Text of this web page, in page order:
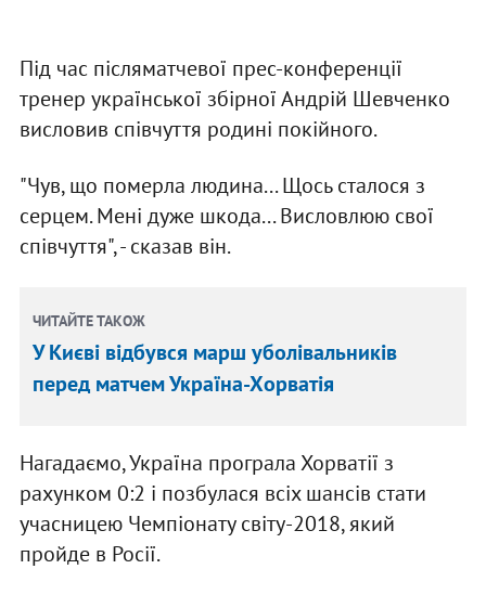
Під час післяматчевої прес-конференції
тренер української збірної Андрій Шевченко
висловив співчуття родині покійного.
"Чув, що померла людина... Щось сталося з
серцем. Мені дуже шкода... Висловлюю свої
співчуття", - сказав він.
ЧИТАЙТЕ ТАКОЖ
У Києві відбувся марш уболівальників
перед матчем Україна-Хорватія
Нагадаємо, Україна програла Хорватії з
рахунком 0:2 і позбулася всіх шансів стати
учасницею Чемпіонату світу-2018, який
пройде в Росії.